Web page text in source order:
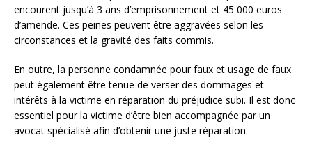
encourent jusqu’à 3 ans d’emprisonnement et 45 000 euros
d’amende. Ces peines peuvent être aggravées selon les
circonstances et la gravité des faits commis.
En outre, la personne condamnée pour faux et usage de faux
peut également être tenue de verser des dommages et
intérêts à la victime en réparation du préjudice subi. Il est donc
essentiel pour la victime d’être bien accompagnée par un
avocat spécialisé afin d’obtenir une juste réparation.